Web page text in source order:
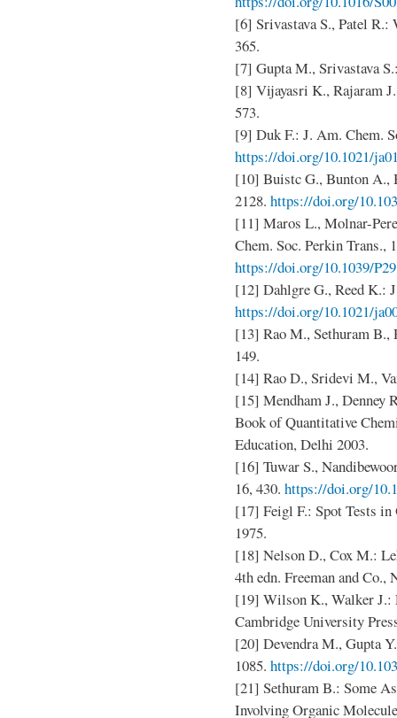
[6] Srivastava S., Patel R.:
365.
[7] Gupta M., Srivastava
[8] Vijayasri K., Rajaram
573.
[9] Duk F.: J. Am. Chem.
https://doi.org/10.1021/
[10] Buistc G., Bunton A.,
2128. https://doi.org/
[11] Maros L., Molnar-
Chem. Soc. Perkin Trans.,
https://doi.org/10.1039/
[12] Dahlgre G., Reed K.:
https://doi.org/10.1021/
[13] Rao M., Sethuram B.,
149.
[14] Rao D., Sridevi M.,
[15] Mendham J., Denney
Book of Quantitative
Education, Delhi 2003.
[16] Tuwar S.,
16, 430. https://doi.org/
[17] Feigl F.: Spot Tests
1975.
[18] Nelson D., Cox M.:
4th edn. Freeman and Co.,
[19] Wilson K., Walker J.:
Cambridge University
[20] Devendra M., Gupta
1085. https://doi.org/
[21] Sethuram B.: Some
Involving Organic